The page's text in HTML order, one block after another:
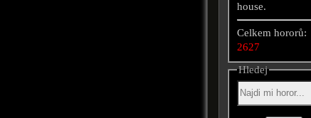
house.
Celkem hororů:
2627
Hledej